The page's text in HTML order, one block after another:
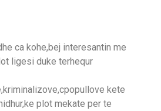
ca kohe,bej interesantin me
ligesi duke terhequr
kete
plot mekate per te